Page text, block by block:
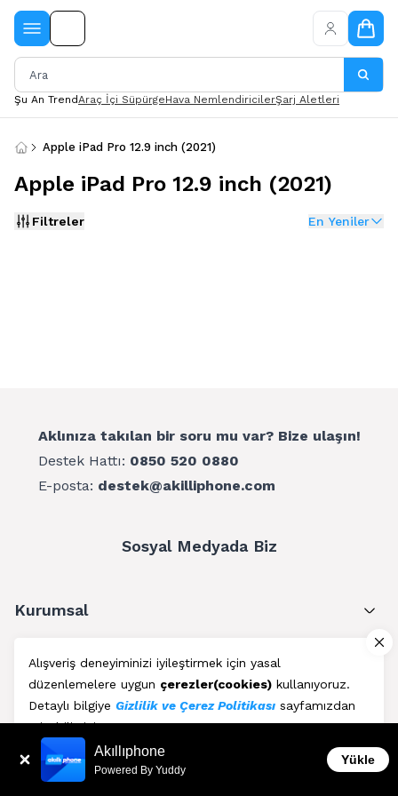
Alışveriş deneyiminizi iyileştirmek için yasal
düzenlemelere uygun çerezler(cookies) kullanıyoruz.
Detaylı bilgiye Gizlilik ve Çerez Politikası sayfamızdan
erişebilirsiniz.
Kabul Et
Şu An TrendAraç İçi SüpürgeHava NemlendiricilerŞarj Aletleri
Apple iPad Pro 12.9 inch (2021)
Apple iPad Pro 12.9 inch (2021)
Filtreler En Yeniler
Aklınıza takılan bir soru mu var? Bize ulaşın!
Destek Hattı: 0850 520 0880
E-posta: destek@akilliphone.com
Sosyal Medyada Biz
Kurumsal
Müşteri Hizmetleri
Üyelik
Blog Akıllıphone
Powered By Yuddy
Yükle